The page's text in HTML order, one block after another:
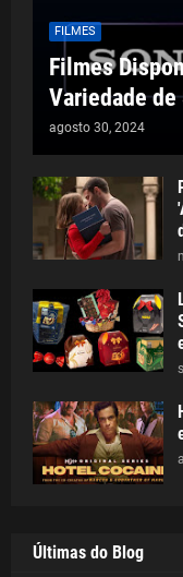
FILMES
Filmes
Variedade
agosto 30, 2024
Últimas do Blog